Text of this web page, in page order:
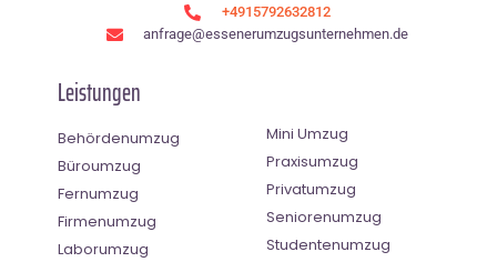
+4915792632812
anfrage@essenerumzugsunternehmen.de
Leistungen
Behördenumzug
Büroumzug
Fernumzug
Firmenumzug
Laborumzug
Mini Umzug
Praxisumzug
Privatumzug
Seniorenumzug
Studentenumzug